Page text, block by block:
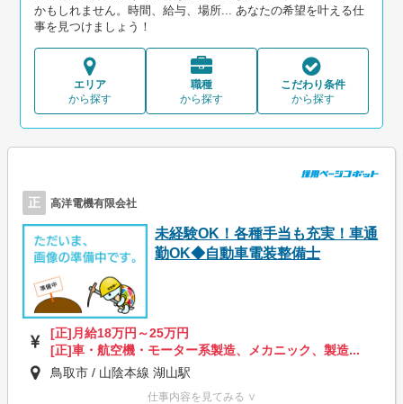
かもしれません。時間、給与、場所... あなたの希望を叶える仕
事を見つけましょう！
エリア
から探す
職種
から探す
こだわり条件
から探す
正 高洋電機有限会社
未経験OK！各種手当も充実！車通
勤OK◆自動車電装整備士
[正]月給18万円～25万円
[正]車・航空機・モーター系製造、メカニック、製造...
鳥取市 / 山陰本線 湖山駅
仕事内容を見てみる ∨